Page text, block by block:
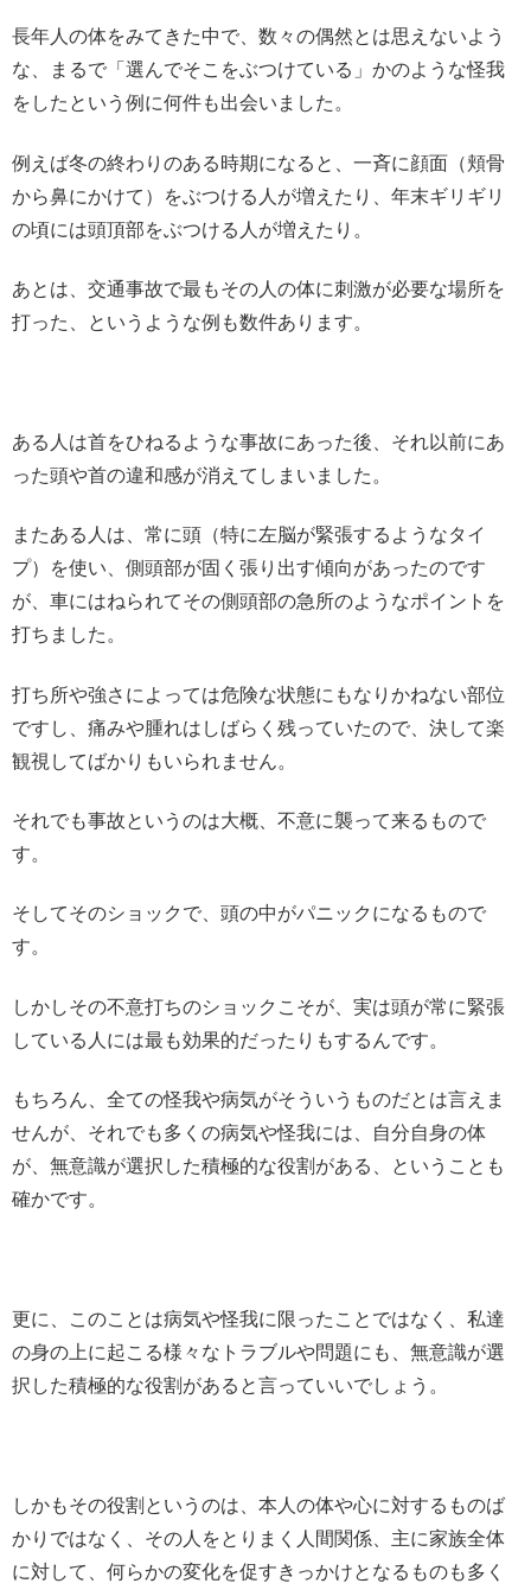
長年人の体をみてきた中で、数々の偶然とは思えないよう
な、まるで「選んでそこをぶつけている」かのような怪我
をしたという例に何件も出会いました。
例えば冬の終わりのある時期になると、一斉に顔面（頬骨
から鼻にかけて）をぶつける人が増えたり、年末ギリギリ
の頃には頭頂部をぶつける人が増えたり。
あとは、交通事故で最もその人の体に刺激が必要な場所を
打った、というような例も数件あります。
ある人は首をひねるような事故にあった後、それ以前にあ
った頭や首の違和感が消えてしまいました。
またある人は、常に頭（特に左脳が緊張するようなタイ
プ）を使い、側頭部が固く張り出す傾向があったのです
が、車にはねられてその側頭部の急所のようなポイントを
打ちました。
打ち所や強さによっては危険な状態にもなりかねない部位
ですし、痛みや腫れはしばらく残っていたので、決して楽
観視してばかりもいられません。
それでも事故というのは大概、不意に襲って来るもので
す。
そしてそのショックで、頭の中がパニックになるもので
す。
しかしその不意打ちのショックこそが、実は頭が常に緊張
している人には最も効果的だったりもするんです。
もちろん、全ての怪我や病気がそういうものだとは言えま
せんが、それでも多くの病気や怪我には、自分自身の体
が、無意識が選択した積極的な役割がある、ということも
確かです。
更に、このことは病気や怪我に限ったことではなく、私達
の身の上に起こる様々なトラブルや問題にも、無意識が選
択した積極的な役割があると言っていいでしょう。
しかもその役割というのは、本人の体や心に対するものば
かりではなく、その人をとりまく人間関係、主に家族全体
に対して、何らかの変化を促すきっかけとなるものも多く